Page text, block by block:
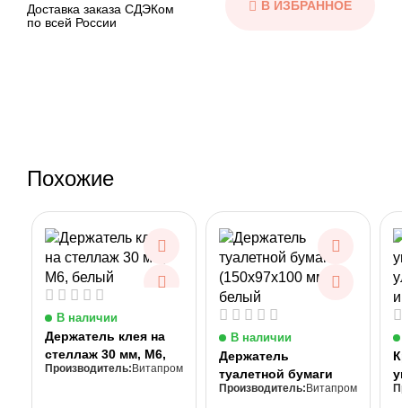
Доставка заказа СДЭКом
по всей России
Похожие
Держатель клея на
стеллаж 30 мм, М6,
белый
Витапром
В наличии
Держатель
туалетной бумаги
(150x97x100 мм),Витапром
В наличии